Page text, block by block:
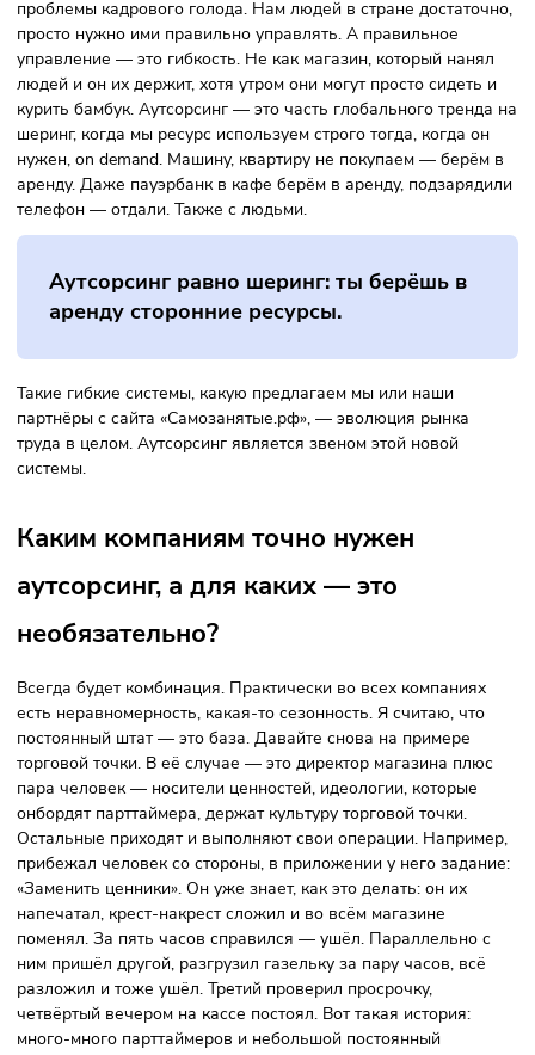
Какие дальнейшие планы
«Персонального решения»?
Наращивание сети, наращивание влияния. Мы сейчас в
стране самые обширные, и наша задача — давать
качественный и высокого уровня, клиентам даже в самых
Плюс «Персональное решение» — партнёр платформы
GigAnt. Здесь мы с ней рука об руку движемся.
Почему вы делаете такой акцент на
аутсорсинге? Наём постоянного
Я считаю, что это уже прошлый век. Это очень негибко. В
какие-то колебания. Даже в течение дня, например, в
продуктовом магазине основной наплыв покупателей
приходится на вторую половину дня. Ретейл — вечерний
бизнес. Берём неделю. Там тоже есть пиковые дни —
и пятница. В конце месяца, во втором полугодии всегда
наплыв людей больше. Везде есть гибкость спроса.
Соответственно, потребность в линейном персонале
неодинакова. Сейчас на примере торговой точки, но в
производстве тоже так, в логистической компании,
эту точку обслуживают. Везде есть сезонность и
неравномерность. А штат постоянный. Соответственно,
тебя люди работают сверхурочно, либо недорабатывают,
неэффективность большая.